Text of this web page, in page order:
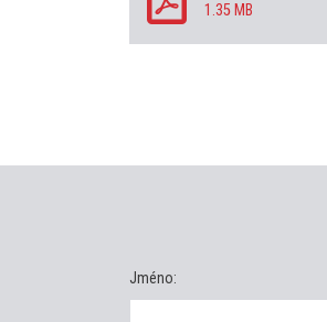
1.35 MB
Jméno: